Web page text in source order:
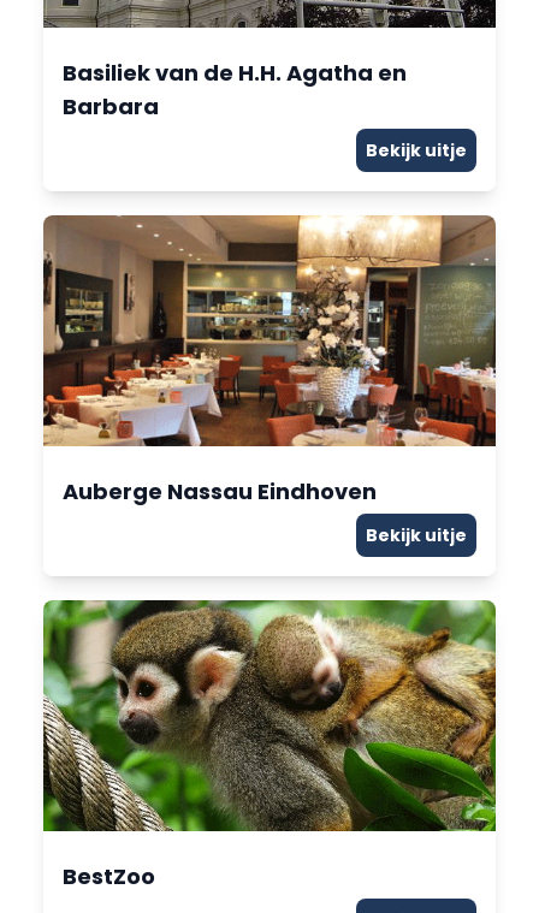
Basiliek van de H.H. Agatha en
Barbara
Bekijk uitje
Auberge Nassau Eindhoven
Bekijk uitje
BestZoo